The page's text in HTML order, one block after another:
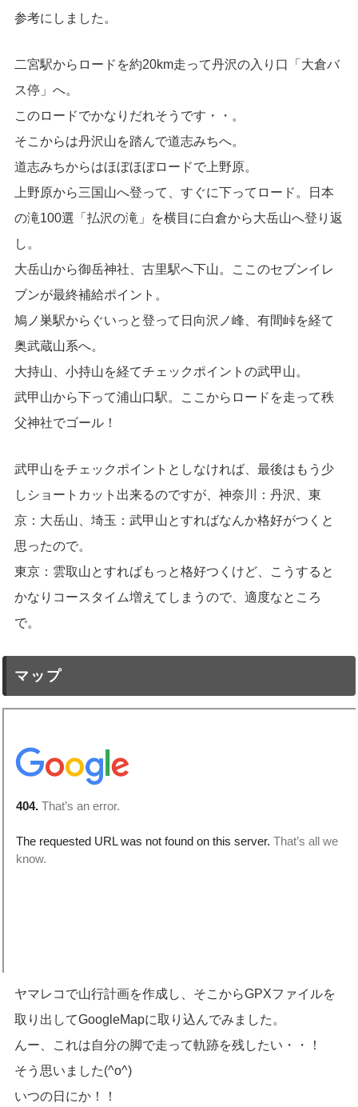
参考にしました。
二宮駅からロードを約20km走って丹沢の入り口「大倉バ
ス停」へ。
このロードでかなりだれそうです・・。
そこからは丹沢山を踏んで道志みちへ。
道志みちからはほぼほぼロードで上野原。
上野原から三国山へ登って、すぐに下ってロード。日本
の滝100選「払沢の滝」を横目に白倉から大岳山へ登り返
し。
大岳山から御岳神社、古里駅へ下山。ここのセブンイレ
ブンが最終補給ポイント。
鳩ノ巣駅からぐいっと登って日向沢ノ峰、有間峠を経て
奥武蔵山系へ。
大持山、小持山を経てチェックポイントの武甲山。
武甲山から下って浦山口駅。ここからロードを走って秩
父神社でゴール！
武甲山をチェックポイントとしなければ、最後はもう少
しショートカット出来るのですが、神奈川：丹沢、東
京：大岳山、埼玉：武甲山とすればなんか格好がつくと
思ったので。
東京：雲取山とすればもっと格好つくけど、こうすると
かなりコースタイム増えてしまうので、適度なところ
で。
マップ
ヤマレコで山行計画を作成し、そこからGPXファイルを
取り出してGoogleMapに取り込んでみました。
んー、これは自分の脚で走って軌跡を残したい・・！
そう思いました(^o^)
いつの日にか！！